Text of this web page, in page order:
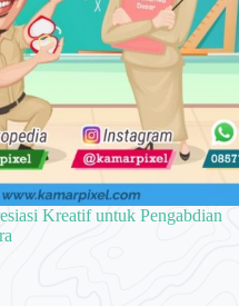
Kreatif untuk Pengabdian